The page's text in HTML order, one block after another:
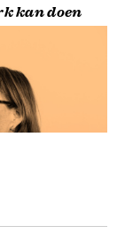
kan doen